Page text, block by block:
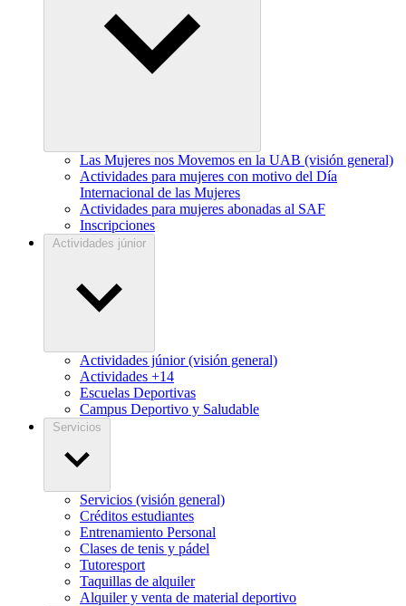
Las Mujeres nos Movemos en la UAB (visión general)
Actividades para mujeres con motivo del Día
Internacional de las Mujeres
Actividades para mujeres abonadas al SAF
Inscripciones
Actividades júnior
Actividades júnior (visión general)
Actividades +14
Escuelas Deportivas
Campus Deportivo y Saludable
Servicios
Servicios (visión general)
Créditos estudiantes
Entrenamiento Personal
Clases de tenis y pádel
Tutoresport
Taquillas de alquiler
Alquiler y venta de material deportivo